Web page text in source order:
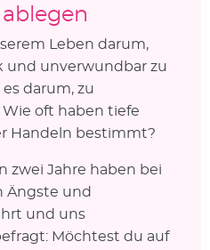
Leben darum,
und unverwundbar zu
darum, zu
Wie oft haben tiefe
Handeln bestimmt?
zwei Jahre haben bei
Ängste und
und uns
Möchtest du auf